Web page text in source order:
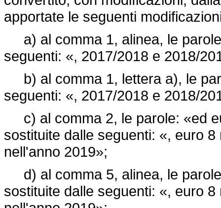
apportate le seguenti
a) al comma 1, alinea, le
seguenti: «, 2017/2018 e 2018/
b) al comma 1, lettera a), le
seguenti: «, 2017/2018 e 2018/
c) al comma 2, le parole: «ed
sostituite dalle seguenti: «, euro
nell'anno 2019»;
d) al comma 5, alinea, le
sostituite dalle seguenti: «, euro